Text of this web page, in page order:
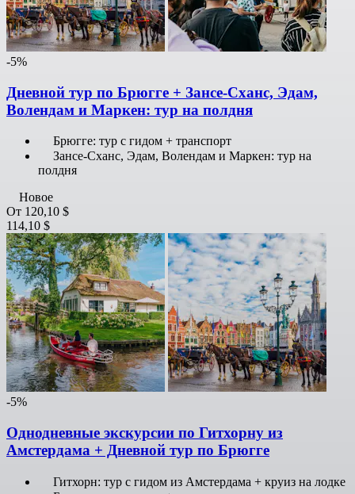
-5%
Дневной тур по Брюгге + Зансе-Сханс, Эдам,
Волендам и Маркен: тур на полдня
Брюгге: тур с гидом + транспорт
Зансе-Сханс, Эдам, Волендам и Маркен: тур на
полдня
Новое
От 120,10 $
114,10 $
-5%
Однодневные экскурсии по Гитхорну из
Амстердама + Дневной тур по Брюгге
Гитхорн: тур с гидом из Амстердама + круиз на лодке